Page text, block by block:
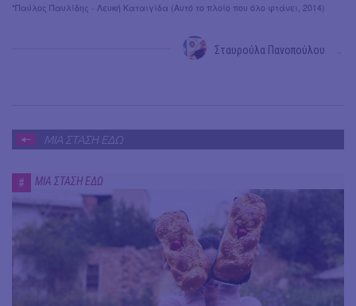
*Παύλος Παυλίδης - Λευκή Καταιγίδα (Αυτό το πλοίο που όλο φτάνει, 2014)
Σταυρούλα Πανοπούλου
ΜΙΑ ΣΤΑΣΗ ΕΔΩ
# ΜΙΑ ΣΤΑΣΗ ΕΔΩ